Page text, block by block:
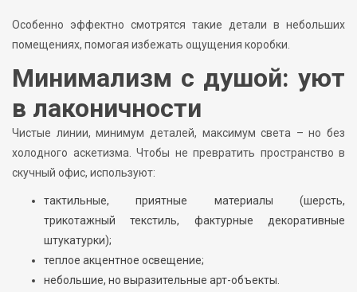
Особенно эффектно смотрятся такие детали в небольших
помещениях, помогая избежать ощущения коробки.
Минимализм с душой: уют
в лаконичности
Чистые линии, минимум деталей, максимум света – но без
холодного аскетизма. Чтобы не превратить пространство в
скучный офис, используют:
тактильные, приятные материалы (шерсть,
трикотажный текстиль, фактурные декоративные
штукатурки);
теплое акцентное освещение;
небольшие, но выразительные арт-объекты.